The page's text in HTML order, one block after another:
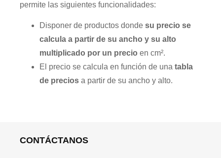
permite las siguientes funcionalidades:
Disponer de productos donde su precio se
calcula a partir de su ancho y su alto
multiplicado por un precio en cm².
El precio se calcula en función de una tabla
de precios a partir de su ancho y alto.
CONTÁCTANOS